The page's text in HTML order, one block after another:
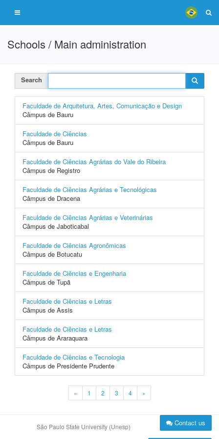
Schools / Main administration
Search
Faculdade de Arquitetura, Artes, Comunicação e Design
Câmpus de Bauru
Faculdade de Ciências
Câmpus de Bauru
Faculdade de Ciências Agrárias do Vale do Ribeira
Câmpus de Registro
Faculdade de Ciências Agrárias e Tecnológicas
Câmpus de Dracena
Faculdade de Ciências Agrárias e Veterinárias
Câmpus de Jaboticabal
Faculdade de Ciências Agronômicas
Câmpus de Botucatu
Faculdade de Ciências e Engenharia
Câmpus de Tupã
Faculdade de Ciências e Letras
Câmpus de Assis
Faculdade de Ciências e Letras
Câmpus de Araraquara
Faculdade de Ciências e Tecnologia
Câmpus de Presidente Prudente
« 1 2 3 4 »
São Paulo State University (Unesp) Contact us